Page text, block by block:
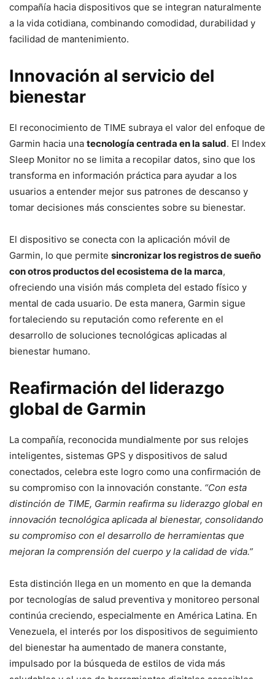
compañía hacia dispositivos que se integran naturalmente
a la vida cotidiana, combinando comodidad, durabilidad y
facilidad de mantenimiento.
Innovación al servicio del
bienestar
El reconocimiento de TIME subraya el valor del enfoque de
Garmin hacia una tecnología centrada en la salud. El Index
Sleep Monitor no se limita a recopilar datos, sino que los
transforma en información práctica para ayudar a los
usuarios a entender mejor sus patrones de descanso y
tomar decisiones más conscientes sobre su bienestar.
El dispositivo se conecta con la aplicación móvil de
Garmin, lo que permite sincronizar los registros de sueño
con otros productos del ecosistema de la marca,
ofreciendo una visión más completa del estado físico y
mental de cada usuario. De esta manera, Garmin sigue
fortaleciendo su reputación como referente en el
desarrollo de soluciones tecnológicas aplicadas al
bienestar humano.
Reafirmación del liderazgo
global de Garmin
La compañía, reconocida mundialmente por sus relojes
inteligentes, sistemas GPS y dispositivos de salud
conectados, celebra este logro como una confirmación de
su compromiso con la innovación constante. “Con esta
distinción de TIME, Garmin reafirma su liderazgo global en
innovación tecnológica aplicada al bienestar, consolidando
su compromiso con el desarrollo de herramientas que
mejoran la comprensión del cuerpo y la calidad de vida.”
Esta distinción llega en un momento en que la demanda
por tecnologías de salud preventiva y monitoreo personal
continúa creciendo, especialmente en América Latina. En
Venezuela, el interés por los dispositivos de seguimiento
del bienestar ha aumentado de manera constante,
impulsado por la búsqueda de estilos de vida más